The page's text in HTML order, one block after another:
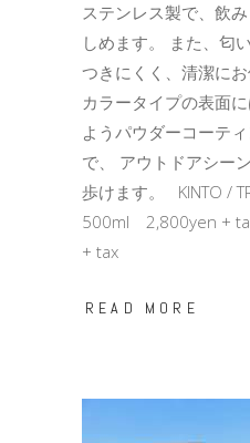
ステンレス製で、飲
しめます。 また、匂
つきにくく、清潔に
カラータイプの表面
ようパウダーコーテ
で、 アウトドアシー
歩けます。 KINTO /
500ml 2,800yen +
+ tax
READ MORE